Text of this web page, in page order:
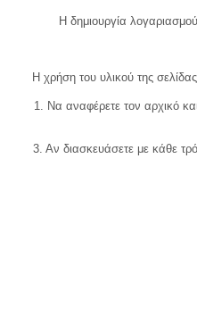
Η δημιουργία
Η χρήση του υλικού της
1. Να αναφέρετε τον αρχικό
3. Αν διασκευάσετε με κάθε